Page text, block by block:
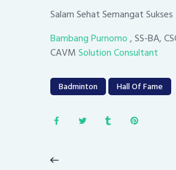
Salam Sehat Semangat Sukses
Bambang Purnomo, SS-BA,
CAVMSolution Consultant
Badminton Hall Of Fame
navigation